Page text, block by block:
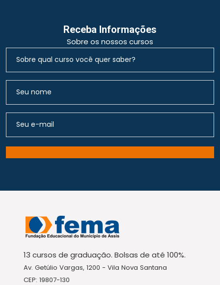
Receba Informações
Sobre os nossos cursos
13 cursos de graduação. Bolsas de até 100%.
Av. Getúlio Vargas, 1200 - Vila Nova Santana
CEP: 19807-130